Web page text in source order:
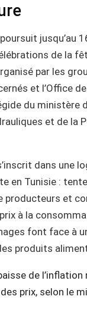
jusqu’au
de la
par les
et l’Office
du ministère
et de la
dans une
en Tunisie :
producteurs et
à la
font face à
produits
de
prix, selon le